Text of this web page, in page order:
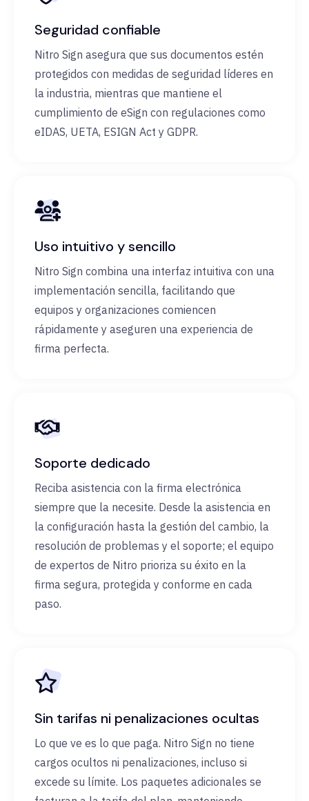
Seguridad confiable
Nitro Sign asegura que sus documentos estén
protegidos con medidas de seguridad líderes en
la industria, mientras que mantiene el
cumplimiento de eSign con regulaciones como
eIDAS, UETA, ESIGN Act y GDPR.
Uso intuitivo y sencillo
Nitro Sign combina una interfaz intuitiva con una
implementación sencilla, facilitando que
equipos y organizaciones comiencen
rápidamente y aseguren una experiencia de
firma perfecta.
Soporte dedicado
Reciba asistencia con la firma electrónica
siempre que la necesite. Desde la asistencia en
la configuración hasta la gestión del cambio, la
resolución de problemas y el soporte; el equipo
de expertos de Nitro prioriza su éxito en la
firma segura, protegida y conforme en cada
paso.
Sin tarifas ni penalizaciones ocultas
Lo que ve es lo que paga. Nitro Sign no tiene
cargos ocultos ni penalizaciones, incluso si
excede su límite. Los paquetes adicionales se